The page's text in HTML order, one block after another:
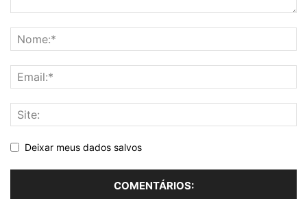
Deixar meus dados salvos